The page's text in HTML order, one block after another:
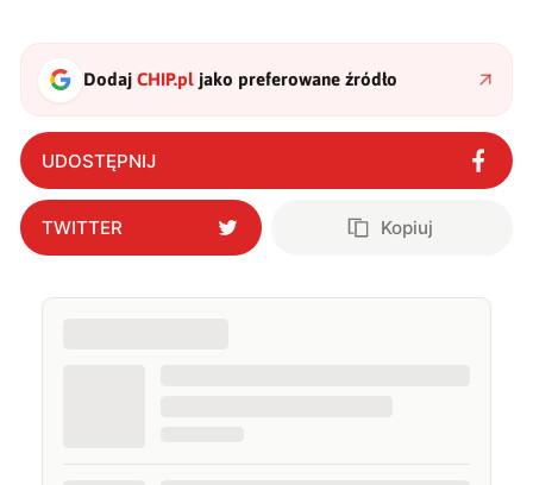
także uprawiać oraz oglądać sport.
DodajCHIP.pl jako preferowane źródło
UDOSTĘPNIJ
TWITTER Kopiuj